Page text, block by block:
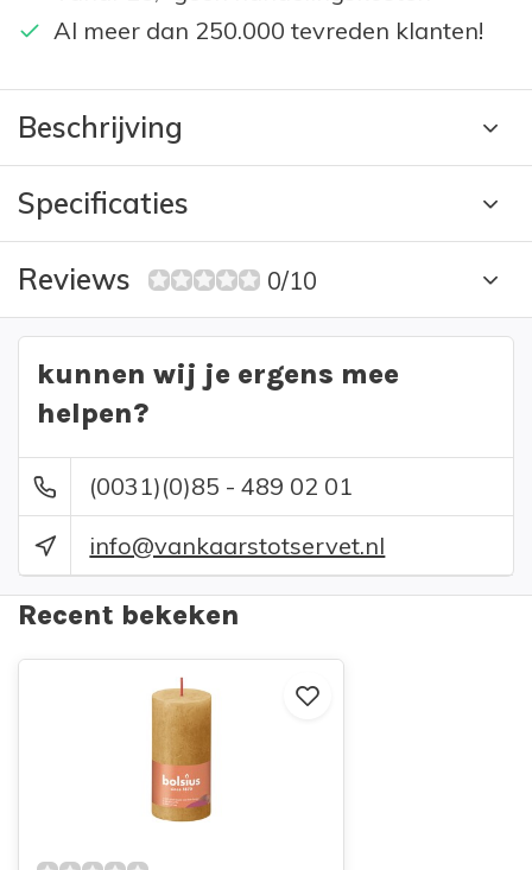
Al meer dan 250.000 tevreden klanten!
Beschrijving
Specificaties
Reviews 0/10
kunnen wij je ergens mee
helpen?
(0031)(0)85 - 489 02 01
info@vankaarstotservet.nl
Recent bekeken